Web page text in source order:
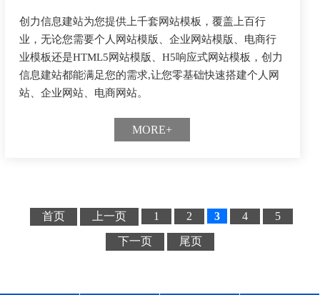
创力信息建站为您提供上千套网站模板，覆盖上百行
业，无论您需要个人网站模版、企业网站模版、电商行
业模板还是HTML5网站模版、H5响应式网站模板，创力
信息建站都能满足您的需求,让您零基础快速搭建个人网
站、企业网站、电商网站。
MORE+
首页 上一页 1 2 3 4 5
下一页 尾页